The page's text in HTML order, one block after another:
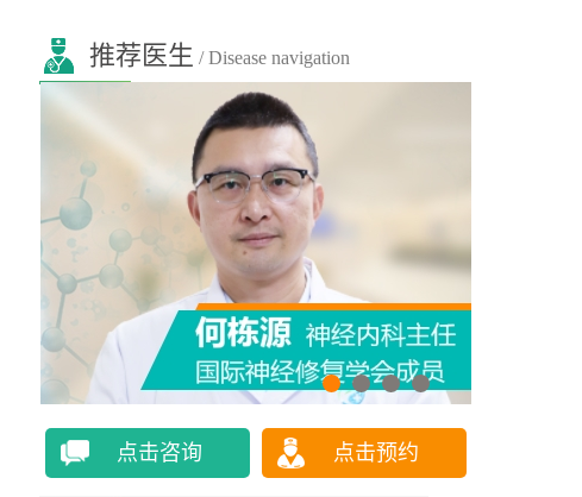
推荐医生 / Disease navigation
点击咨询 点击预约